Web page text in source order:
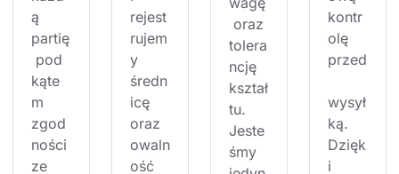
ą
partię
pod
kąte
m
zgod
ności
ze
rejest
rujem
y
średn
icę
oraz
owaln
ość
oraz
tolera
ncję
kształ
tu.
Jeste
śmy
kontr
olę
przed
wysył
ką.
Dzięk
i